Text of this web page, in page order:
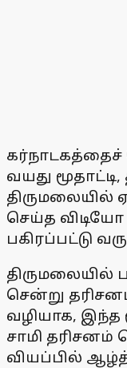
கர்நாடகத்தைச்
வயது
செய்த
பகிரப்பட்டு
திருமலையில்
சென்று
வழியாக, இந்த
சாமி தரிசனம்
வியப்பில்